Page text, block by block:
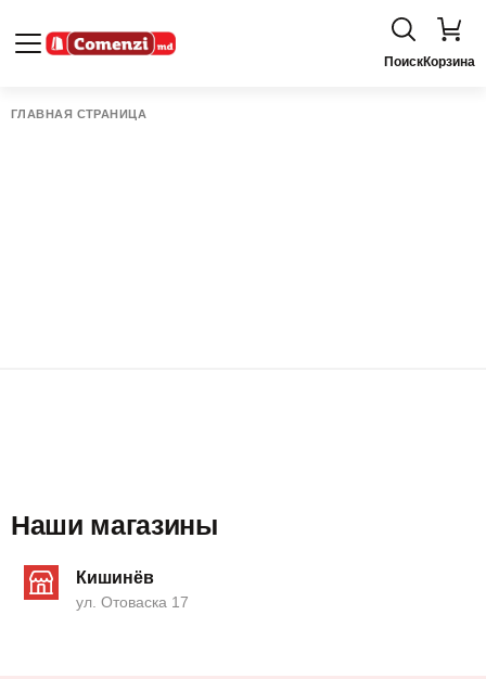
ПоискКорзина
ГЛАВНАЯ СТРАНИЦА
Наши магазины
Кишинёв
ул. Отоваска 17